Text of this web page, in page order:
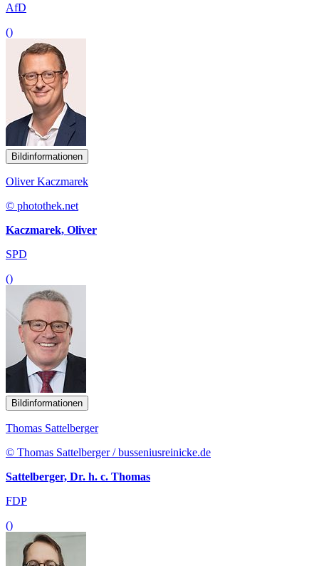
AfD
()
Bildinformationen
Oliver Kaczmarek
© photothek.net
Kaczmarek, Oliver
SPD
()
Bildinformationen
Thomas Sattelberger
© Thomas Sattelberger / busseniusreinicke.de
Sattelberger, Dr. h. c. Thomas
FDP
()